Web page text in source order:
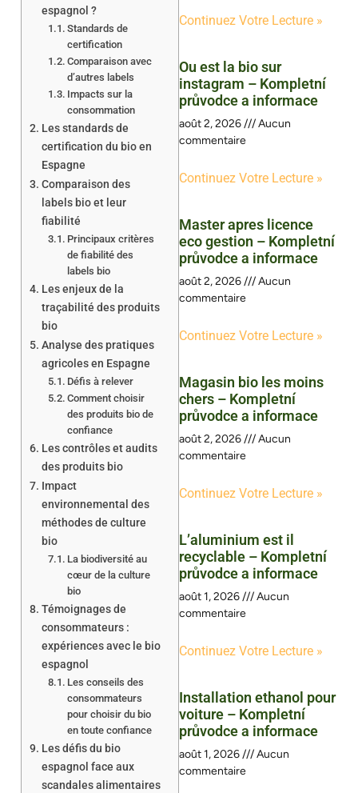
espagnol ?
Standards de
certification
Comparaison avec
d’autres labels
Impacts sur la
consommation
Les standards de
certification du bio en
Espagne
Comparaison des
labels bio et leur
fiabilité
Principaux critères
de fiabilité des
labels bio
Les enjeux de la
traçabilité des produits
bio
Analyse des pratiques
agricoles en Espagne
Défis à relever
Comment choisir
des produits bio de
confiance
Les contrôles et audits
des produits bio
Impact
environnemental des
méthodes de culture
bio
La biodiversité au
cœur de la culture
bio
Témoignages de
consommateurs :
expériences avec le bio
espagnol
Les conseils des
consommateurs
pour choisir du bio
en toute confiance
Les défis du bio
espagnol face aux
scandales alimentaires
Continuez Votre Lecture »
Ou est la bio sur
instagram – Kompletní
průvodce a informace
août 2, 2026
Aucun
commentaire
Continuez Votre Lecture »
Master apres licence
eco gestion – Kompletní
průvodce a informace
août 2, 2026
Aucun
commentaire
Continuez Votre Lecture »
Magasin bio les moins
chers – Kompletní
průvodce a informace
août 2, 2026
Aucun
commentaire
Continuez Votre Lecture »
L’aluminium est il
recyclable – Kompletní
průvodce a informace
août 1, 2026
Aucun
commentaire
Continuez Votre Lecture »
Installation ethanol pour
voiture – Kompletní
průvodce a informace
août 1, 2026
Aucun
commentaire